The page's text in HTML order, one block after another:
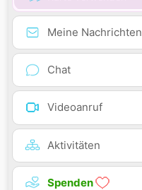
Meine Nachrichten
Chat
Videoanruf
Aktivitäten
Spenden